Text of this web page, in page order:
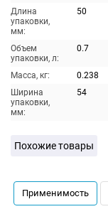
Длина
упаковки,
мм:
50
Объем
упаковки, л:
0.7
Масса, кг:
0.238
Ширина
упаковки,
мм:
54
Похожие товары
Применимость